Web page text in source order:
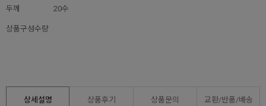
두께 20수
상품구성수량
상세설명 상품후기 상품문의 교환/반품/배송